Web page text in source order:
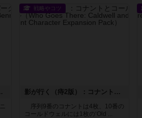
バークレイ
戦略やコツ
影が行く（痔2版）：コナントとコールドウェル
序列9番のコナントは4枚、10番の
コールドウェルには1枚の‘Old ...